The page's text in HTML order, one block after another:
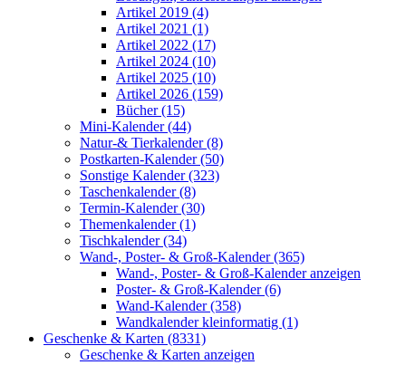
Artikel 2019 (4)
Artikel 2021 (1)
Artikel 2022 (17)
Artikel 2024 (10)
Artikel 2025 (10)
Artikel 2026 (159)
Bücher (15)
Mini-Kalender (44)
Natur-& Tierkalender (8)
Postkarten-Kalender (50)
Sonstige Kalender (323)
Taschenkalender (8)
Termin-Kalender (30)
Themenkalender (1)
Tischkalender (34)
Wand-, Poster- & Groß-Kalender (365)
Wand-, Poster- & Groß-Kalender anzeigen
Poster- & Groß-Kalender (6)
Wand-Kalender (358)
Wandkalender kleinformatig (1)
Geschenke & Karten (8331)
Geschenke & Karten anzeigen